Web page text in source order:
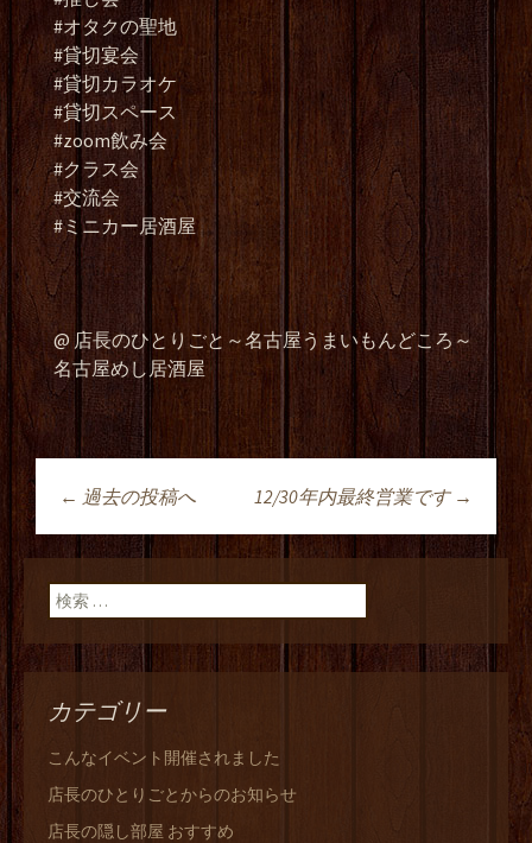
#オタクの聖地
#貸切宴会
#貸切カラオケ
#貸切スペース
#zoom飲み会
#クラス会
#交流会
#ミニカー居酒屋
@ 店長のひとりごと～名古屋うまいもんどころ～
名古屋めし居酒屋
投稿ナビゲーショ
ン
← 過去の投稿へ 12/30年内最終営業です →
検索:
カテゴリー
こんなイベント開催されました
店長のひとりごとからのお知らせ
店長の隠し部屋 おすすめ